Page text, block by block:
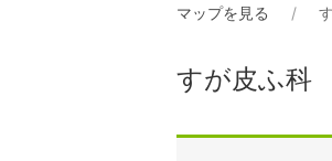
マップを見る
すが皮ふ科